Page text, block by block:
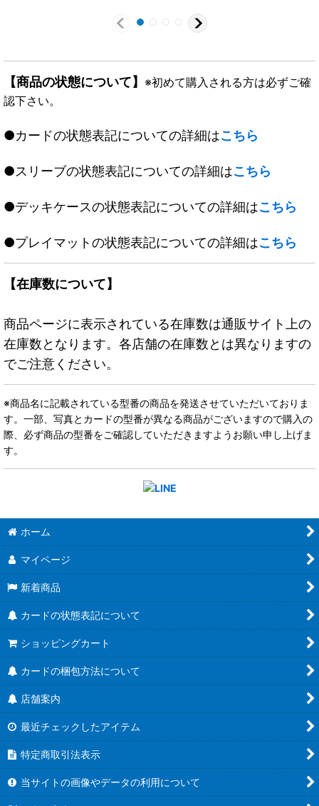
【商品の状態について】 ※初めて購入される方は必ずご確
認下さい。
●カードの状態表記についての詳細はこちら
●スリーブの状態表記についての詳細はこちら
●デッキケースの状態表記についての詳細はこちら
●プレイマットの状態表記についての詳細はこちら
【在庫数について】
商品ページに表示されている在庫数は通販サイト上の
在庫数となります。各店舗の在庫数とは異なりますの
でご注意ください。
※商品名に記載されている型番の商品を発送させていただいておりま
す。一部、写真とカードの型番が異なる商品がございますので購入の
際、必ず商品の型番をご確認していただきますようお願い申し上げま
す。
ホーム
マイページ
新着商品
カードの状態表記について
ショッピングカート
カードの梱包方法について
店舗案内
最近チェックしたアイテム
特定商取引法表示
当サイトの画像やデータの利用について